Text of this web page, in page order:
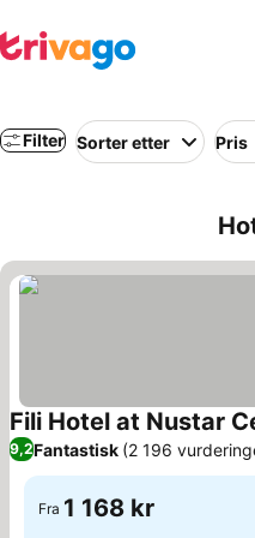
Filter Sorter etter Pris
Fili Hotel at Nustar
9,2Fantastisk (2 196
Fra 1 168 kr